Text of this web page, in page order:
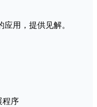
用，提供见解。
程序